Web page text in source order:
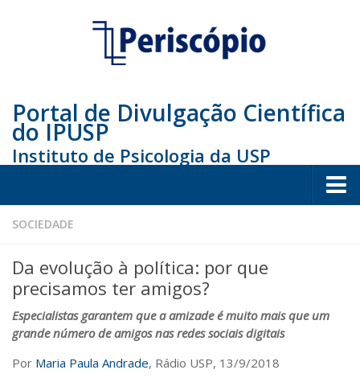
Portal de Divulgação Científica
do IPUSP
Instituto de Psicologia da USP
Home
Educação
Arte e Cultura
Bio
Saúde
SOCIEDADE
Da evolução à política: por que
precisamos ter amigos?
Especialistas garantem que a amizade é muito mais que um
grande número de amigos nas redes sociais digitais
Por Maria Paula Andrade, Rádio USP, 13/9/2018